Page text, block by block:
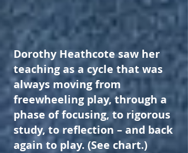
Dorothy Heathcote saw her
teaching as a cycle that was
always moving from
freewheeling play, through a
phase of focusing, to rigorous
study, to reflection – and back
again to play. (See chart.)